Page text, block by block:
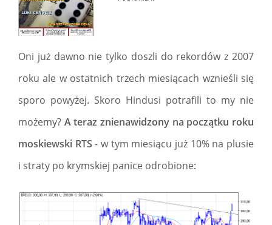
Oni już dawno nie tylko doszli do rekordów z 2007
roku ale w ostatnich trzech miesiącach wznieśli się
sporo powyżej. Skoro Hindusi potrafili to my nie
możemy? A teraz znienawidzony na początku roku
moskiewski RTS - w tym miesiącu już 10% na plusie
i straty po krymskiej panice odrobione: